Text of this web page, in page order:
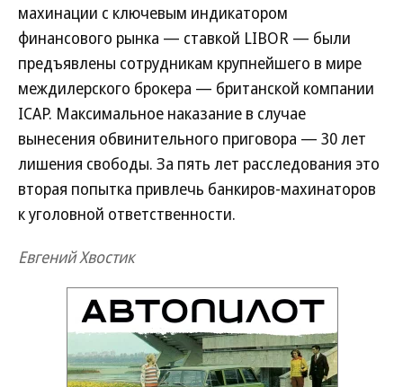
махинации с ключевым индикатором
финансового рынка — ставкой LIBOR — были
предъявлены сотрудникам крупнейшего в мире
междилерского брокера — британской компании
ICAP. Максимальное наказание в случае
вынесения обвинительного приговора — 30 лет
лишения свободы. За пять лет расследования это
вторая попытка привлечь банкиров-махинаторов
к уголовной ответственности.
Евгений Хвостик